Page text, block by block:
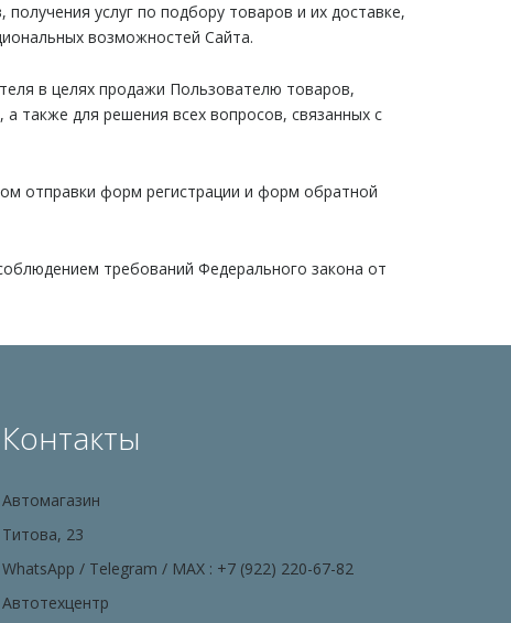
услуг по подбору товаров и их доставке,
возможностей Сайта.
в целях продажи Пользователю товаров,
также для решения всех вопросов, связанных с
отправки форм регистрации и форм обратной
требований Федерального закона от
Контакты
Автомагазин
Титова, 23
WhatsApp / Telegram / MAX : +7 (922) 220-67-82
Автотехцентр